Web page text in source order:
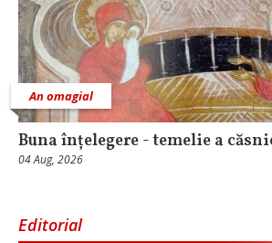
An omagial
Buna înțelegere - temelie a
04 Aug, 2026
Editorial